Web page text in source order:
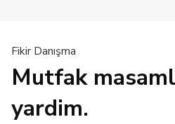
Fikir Danışma
Mutfak
yardim.